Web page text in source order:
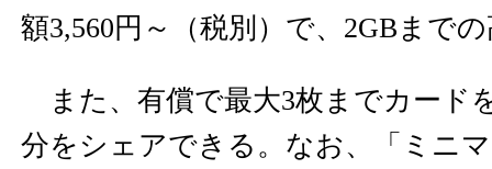
額3,560円～（税別）で、2GBまで
また、有償で最大3枚までカード
分をシェアできる。なお、「ミニ